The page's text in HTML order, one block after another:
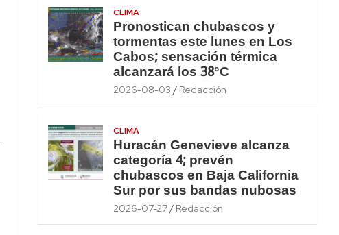
CLIMA
Pronostican chubascos y
tormentas este lunes en Los
Cabos; sensación térmica
alcanzará los 38°C
2026-08-03 Redacción
CLIMA
Huracán Genevieve alcanza
categoría 4; prevén
chubascos en Baja California
Sur por sus bandas nubosas
2026-07-27 Redacción